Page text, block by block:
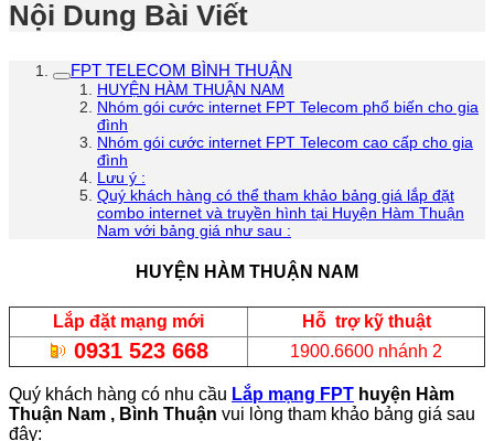
Nội Dung Bài Viết
FPT TELECOM BÌNH THUẬN
HUYỆN HÀM THUẬN NAM
Nhóm gói cước internet FPT Telecom phổ biến cho gia
đình
Nhóm gói cước internet FPT Telecom cao cấp cho gia
đình
Lưu ý :
Quý khách hàng có thể tham khảo bảng giá lắp đặt
combo internet và truyền hình tại Huyện Hàm Thuận
Nam với bảng giá như sau :
HUYỆN HÀM THUẬN NAM
Lắp đặt mạng mới Hỗ trợ kỹ thuật
0931 523 668 1900.6600 nhánh 2
Quý khách hàng có nhu cầu Lắp mạng FPT huyện Hàm
Thuận Nam , Bình Thuận vui lòng tham khảo bảng giá sau
đây: